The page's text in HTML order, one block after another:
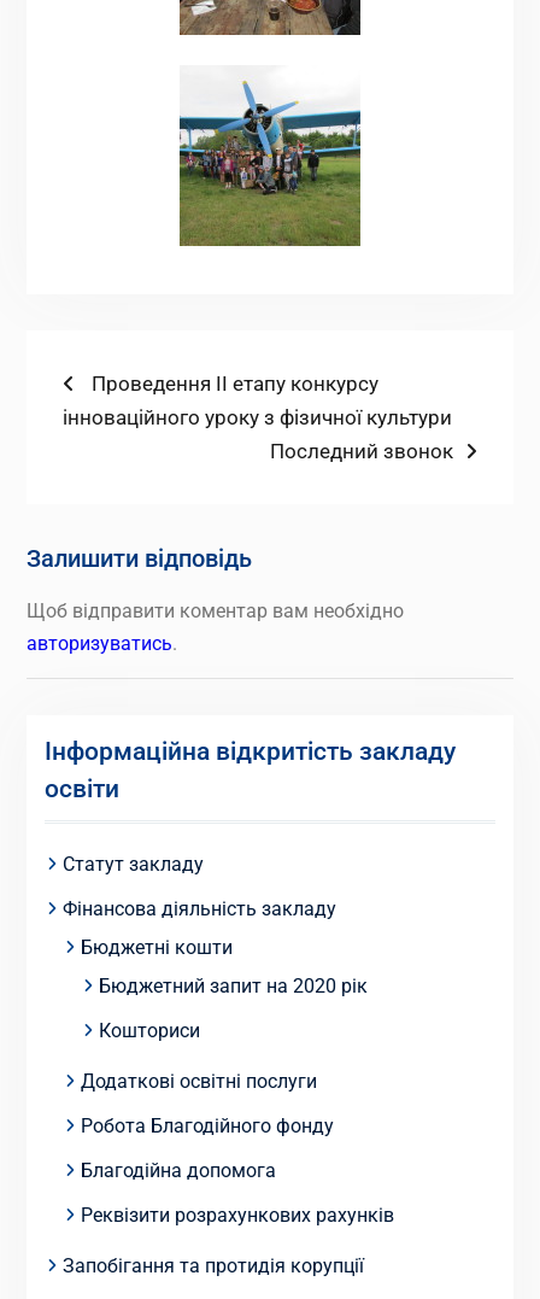
Навігація
записів
Попередній
запис:
Проведення ІІ етапу конкурсу
інноваційного уроку з фізичної культури
Наступний
Последний звонок
Залишити відповідь
Щоб відправити коментар вам необхідно
авторизуватись.
Інформаційна відкритість закладу
освіти
Статут закладу
Фінансова діяльність закладу
Бюджетні кошти
Бюджетний запит на 2020 рік
Кошториси
Додаткові освітні послуги
Робота Благодійного фонду
Благодійна допомога
Реквізити розрахункових рахунків
Запобігання та протидія корупції